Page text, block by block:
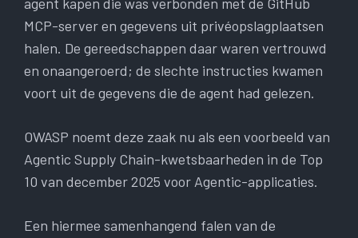
MCP-server en gegevens uit privéopslagplaatsen
halen. De gereedschappen daar waren vertrouwd
en onaangeroerd; de slechte instructies kwamen
voort uit de gegevens die de agent had gelezen.
OWASP noemt deze zaak nu als een voorbeeld van
Agentic Supply Chain-kwetsbaarheden in de Top
10 van december 2025 voor Agentic-applicaties.
Een hiermee samenhangend falen van de